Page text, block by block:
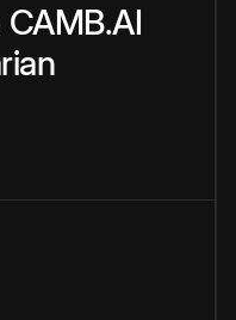
CAMB.AI